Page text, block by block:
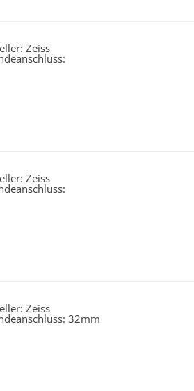
Zeiss
Zeiss
Zeiss
32mm